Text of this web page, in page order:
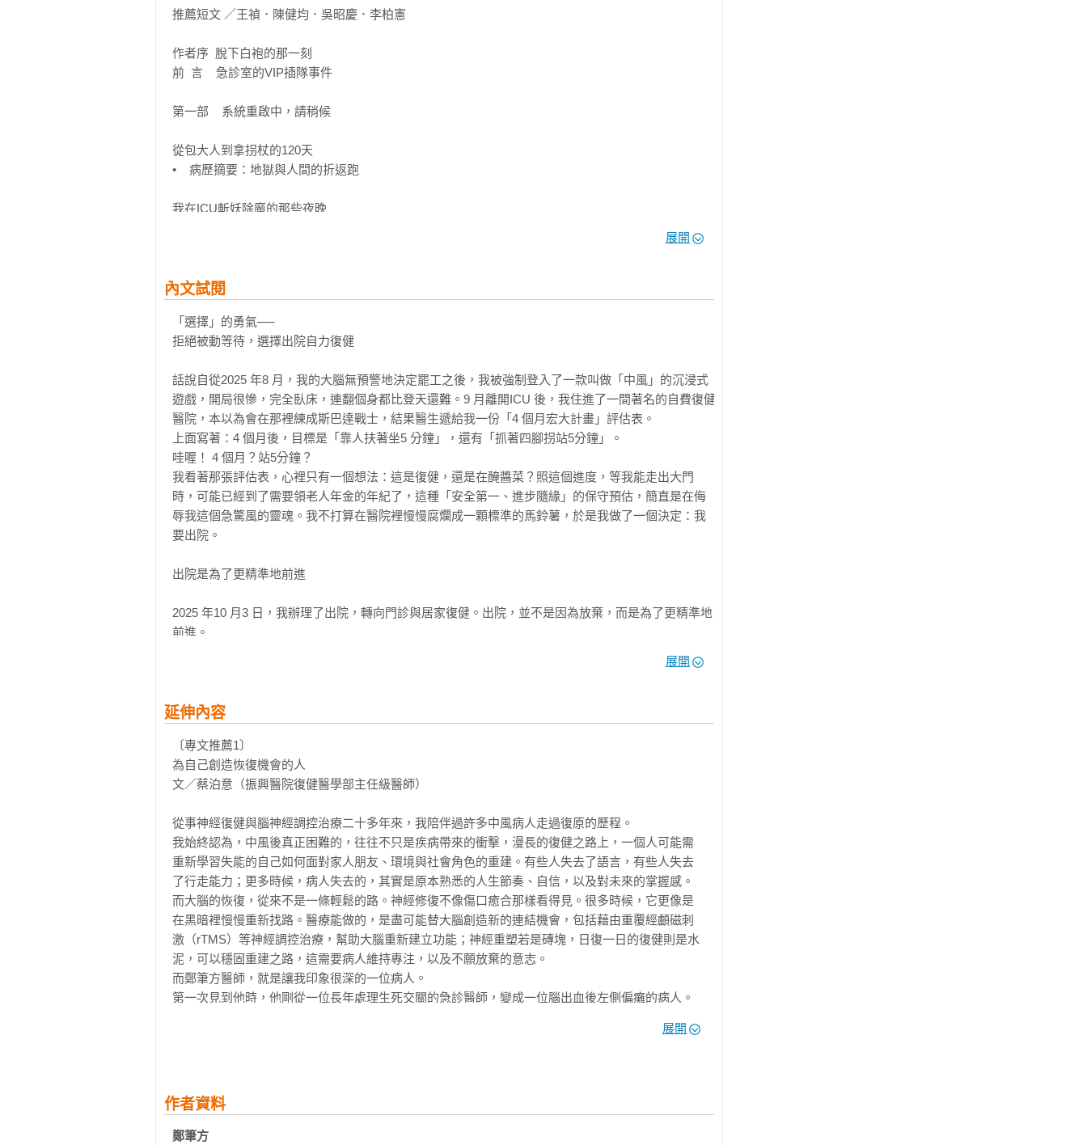
王  禎（振興醫院物理治療師）
陳健均（臺北榮民總醫院職能治療師）
李柏憲（台灣樂齡建築發展協會理事長）
推薦短文 ／王禎．陳健均．吳昭慶．李柏憲
作者序  脫下白袍的那一刻
前  言    急診室的VIP插隊事件
第一部    系統重啟中，請稍候
從包大人到拿拐杖的120天
•    病歷摘要：地獄與人間的折返跑
我在ICU斬妖除魔的那些夜晚
•    出院是為了更精準地前進
•    別以為醫院是微波爐，叮一聲就會好──小心健保的舒適圈反成為復健的陷阱
•    復健，其實是一場資訊戰，也是一場品味戰
*BOX：拿回身體主導權*
中風作戰表大公開──關於復健的「數學」與「生存」：為什麼我要跑三家醫院？
•    為什麼要跑那麼多醫院？
•    監控我身體的「安全防護網」
•    住院非唯一選擇，但回家需要條件
*BOX：中風復健的主動權掌握在你手裡*
•    我是復健界的「體制外實驗教育」生
•    長照 3.0 的終極目標
*BOX：阿嬤，妳怎麼沒有感覺～～！？！*
起立、坐下——我把家裡變成了我的私人刑場
•    復健界 CP 值最高的王者
•    對抗廢用症候群：別讓身體以為你已經掛了
*BOX：輔具推薦：站立式輪椅*
•    逼大腦重灌系統：神經可塑性
•    打破那個像殭屍的張力模式
*BOX：不要急著當超人*
•    騎三輪車的極高明神經復健邏輯
*BOX：輔具推薦：復健三輪車*
慢慢來，比較帥──關於走路這件小事
•    復健，就是一場對抗本能的戰爭
我的左肩膀正在跟我鬧離婚──關於「肩關節半脫位」的血淚警告
•    復健路上的大魔王：我的左手與地心引力的四個月戰爭
展開
內文試閱
「選擇」的勇氣──
拒絕被動等待，選擇出院自力復健
話說自從2025 年8 月，我的大腦無預警地決定罷工之後，我被強制登入了一款叫做「中風」的沉浸式
遊戲，開局很慘，完全臥床，連翻個身都比登天還難。9 月離開ICU 後，我住進了一間著名的自費復健
醫院，本以為會在那裡練成斯巴達戰士，結果醫生遞給我一份「4 個月宏大計畫」評估表。
上面寫著：4 個月後，目標是「靠人扶著坐5 分鐘」，還有「抓著四腳拐站5分鐘」。
哇喔！ 4 個月？站5分鐘？
我看著那張評估表，心裡只有一個想法：這是復健，還是在醃醬菜？照這個進度，等我能走出大門
時，可能已經到了需要領老人年金的年紀了，這種「安全第一、進步隨緣」的保守預估，簡直是在侮
辱我這個急驚風的靈魂。我不打算在醫院裡慢慢腐爛成一顆標準的馬鈴薯，於是我做了一個決定：我
要出院。
出院是為了更精準地前進
2025 年10 月3 日，我辦理了出院，轉向門診與居家復健。出院，並不是因為放棄，而是為了更精準地
前進。
是在深海裡斷訊的潛水艇，那時候的我，需要的不是有人拉著潛水艇硬拖（被動運動），而是需要有
「小夥伴」。這就是為什麼我說，如果你只把希望寄託在住院時那每天一小時的課程，你會錯過黃金
很多人以為住院就萬無一失了，但我發現，如果沒有找到對的頻率去誘發，住院就只是換個地方躺著
而已。
在我待的自費復健醫院裡，一整天課程排得滿滿當當，高壓氧、針灸、各種儀器訓練，一條龍復健，
那是整天最珍貴的時刻。老師告訴我該怎麼「啟動」我的肌肉，而不是單純的「用力」，對於像我這
樣剛中風、還在摸索身體訊號的初期患者來說，那 15 分鐘的「誘發」，價值勝過好幾個小時的機械式
重複運動。
別以為醫院是微波爐，叮一聲就會好──小心健保的舒適圈反成為復健的陷阱
生病初期，我們這群腦袋當機的菜鳥（和焦急的家屬），往往因為資訊落差，最容易犯的一個邏輯謬
誤就是：
-「只要住院＝會好」
-「只要每天去復健科報到＝有在努力」
這就像以為只要把冷凍披薩丟進微波爐，不用管火候，時間到拿出來就變成米其林三星美食一樣荒
一天24 小時，在醫院，職能治療（OT）30 分鐘，物理治療（PT）30 分鐘，加起來 1 小時。剩下的
23 小時，你在幹嘛？（更別說還有週休二日）絕大多數人選擇：躺在床上滑手機、睡覺、等吃飯、看
著天花板懷疑人生，或者單純地，練習如何當一個更稱職的臥床病人。
展開
延伸內容
〔專文推薦1〕
為自己創造恢復機會的人
文／蔡泊意（振興醫院復健醫學部主任級醫師）
從事神經復健與腦神經調控治療二十多年來，我陪伴過許多中風病人走過復原的歷程。
我始終認為，中風後真正困難的，往往不只是疾病帶來的衝擊，漫長的復健之路上，一個人可能需
重新學習失能的自己如何面對家人朋友、環境與社會角色的重建。有些人失去了語言，有些人失去
了行走能力；更多時候，病人失去的，其實是原本熟悉的人生節奏、自信，以及對未來的掌握感。
而大腦的恢復，從來不是一條輕鬆的路。神經修復不像傷口癒合那樣看得見。很多時候，它更像是
在黑暗裡慢慢重新找路。醫療能做的，是盡可能替大腦創造新的連結機會，包括藉由重覆經顱磁刺
激（rTMS）等神經調控治療，幫助大腦重新建立功能；神經重塑若是磚塊，日復一日的復健則是水
泥，可以穩固重建之路，這需要病人維持專注，以及不願放棄的意志。
而鄭筆方醫師，就是讓我印象很深的一位病人。
第一次見到他時，他剛從一位長年處理生死交關的急診醫師，變成一位腦出血後左側偏癱的病人。
所熟悉的救人大業，但也是一個不好搞的大魔王，神經復健要復原的最快的方式，從來不是單純只
靠努力，而是「理解方向之後」所做的努力。
很多病人在中風後，總會急著尋找各種療法；但鄭醫師非常清楚，真正重要的並不是追逐奇蹟，而
展開
作者資料
鄭筆方